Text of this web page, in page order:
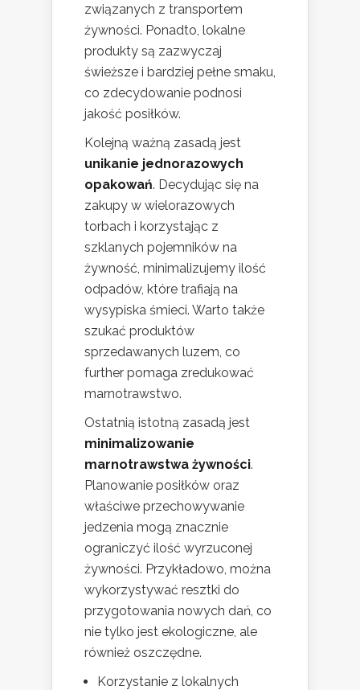
związanych z transportem
żywności. Ponadto, lokalne
produkty są zazwyczaj
świeższe i bardziej pełne smaku,
co zdecydowanie podnosi
jakość posiłków.
Kolejną ważną zasadą jest
unikanie jednorazowych
opakowań. Decydując się na
zakupy w wielorazowych
torbach i korzystając z
szklanych pojemników na
żywność, minimalizujemy ilość
odpadów, które trafiają na
wysypiska śmieci. Warto także
szukać produktów
sprzedawanych luzem, co
further pomaga zredukować
marnotrawstwo.
Ostatnią istotną zasadą jest
minimalizowanie
marnotrawstwa żywności.
Planowanie posiłków oraz
właściwe przechowywanie
jedzenia mogą znacznie
ograniczyć ilość wyrzuconej
żywności. Przykładowo, można
wykorzystywać resztki do
przygotowania nowych dań, co
nie tylko jest ekologiczne, ale
również oszczędne.
Korzystanie z lokalnych